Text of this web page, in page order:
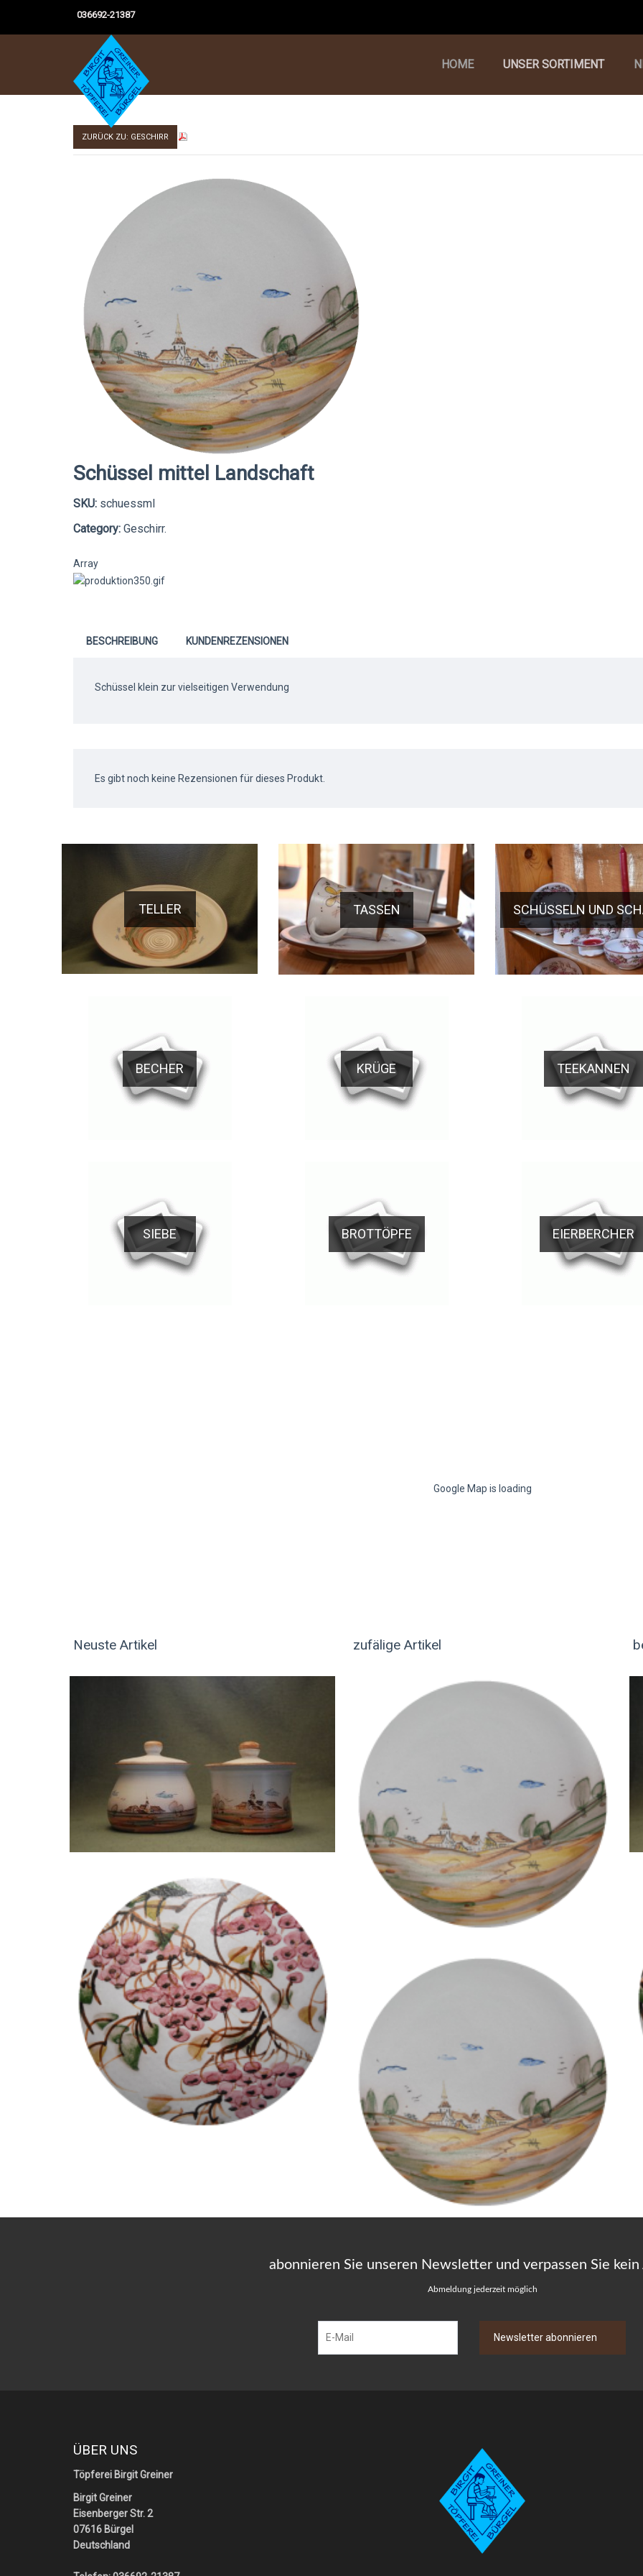
036692-21387
HOME UNSER SORTIMENT
ZURÜCK ZU: GESCHIRR
Schüssel mittel Landschaft
SKU: schuessml
Category: Geschirr.
Array
BESCHREIBUNG KUNDENREZENSIONEN
Schüssel klein zur vielseitigen Verwendung
Es gibt noch keine Rezensionen für dieses Produkt.
TELLER TASSEN SCHÜSSELN UND
BECHER KRÜGE TEEKANNEN
SIEBE BROTTÖPFE EIERBERCHER
Google Map is loading
Neuste Artikel zufälige Artikel
abonnieren Sie unseren Newsletter und verpassen Sie kein
Abmeldung jederzeit möglich
ÜBER UNS
Töpferei Birgit Greiner
Birgit Greiner
Eisenberger Str. 2
07616 Bürgel
Deutschland